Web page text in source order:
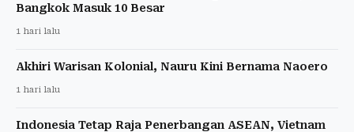
Bangkok Masuk 10 Besar
1 hari lalu
Akhiri Warisan Kolonial, Nauru Kini Bernama Naoero
1 hari lalu
Indonesia Tetap Raja Penerbangan ASEAN, Vietnam